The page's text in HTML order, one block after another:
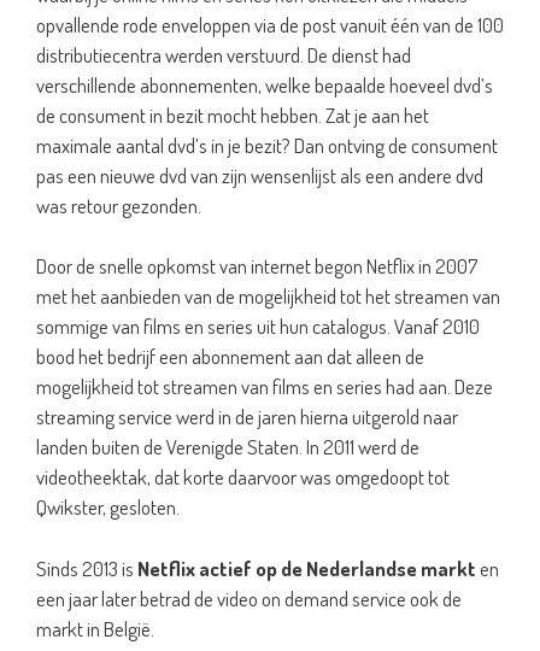
opvallende rode enveloppen via de post vanuit één van de 100
distributiecentra werden verstuurd. De dienst had
verschillende abonnementen, welke bepaalde hoeveel dvd’s
de consument in bezit mocht hebben. Zat je aan het
maximale aantal dvd’s in je bezit? Dan ontving de consument
pas een nieuwe dvd van zijn wensenlijst als een andere dvd
was retour gezonden.
Door de snelle opkomst van internet begon Netflix in 2007
met het aanbieden van de mogelijkheid tot het streamen van
sommige van films en series uit hun catalogus. Vanaf 2010
bood het bedrijf een abonnement aan dat alleen de
mogelijkheid tot streamen van films en series had aan. Deze
streaming service werd in de jaren hierna uitgerold naar
landen buiten de Verenigde Staten. In 2011 werd de
videotheektak, dat korte daarvoor was omgedoopt tot
Qwikster, gesloten.
Sinds 2013 is Netflix actief op de Nederlandse markten
een jaar later betrad de video on demand service ook de
markt in België.